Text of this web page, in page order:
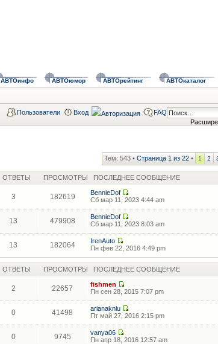
АВТОинфо АВТОюмор АВТОрейтинг АВТОкаталог
Пользователи Вход FAQ
Тем: 543 • Страница 1 из 22 • 1 2
ОТВЕТЫ ПРОСМОТРЫ ПОСЛЕДНЕЕ СООБЩЕНИЕ
3 182619
BennieDof
Сб мар 11, 2023 4:44 am
13 479908
BennieDof
Сб мар 11, 2023 8:03 am
13 182064
IrenAuto
Пн фев 22, 2016 4:49 pm
ОТВЕТЫ ПРОСМОТРЫ ПОСЛЕДНЕЕ СООБЩЕНИЕ
2 22657
fishmen
Пн сен 28, 2015 7:07 pm
0 41498
arianaknlu
Пт май 27, 2016 2:15 pm
0 9745
vanya06
Пн апр 18, 2016 12:57 am